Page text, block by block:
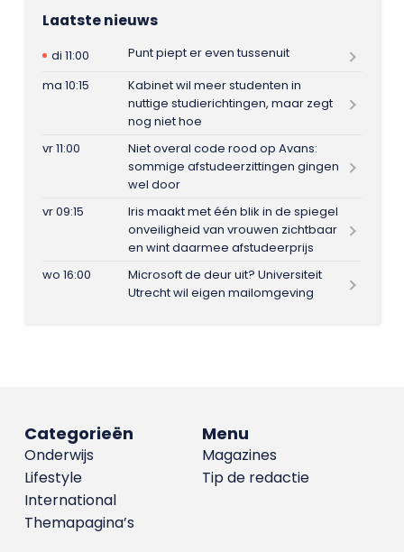
Laatste nieuws
di 11:00
Punt piept er even tussenuit
ma 10:15
Kabinet wil meer studenten in
nuttige studierichtingen, maar zegt
nog niet hoe
vr 11:00
Niet overal code rood op Avans:
sommige afstudeerzittingen gingen
wel door
vr 09:15
Iris maakt met één blik in de spiegel
onveiligheid van vrouwen zichtbaar
en wint daarmee afstudeerprijs
wo 16:00
Microsoft de deur uit? Universiteit
Utrecht wil eigen mailomgeving
Menu
Magazines
Tip de redactie
Categorieën
Onderwijs
Lifestyle
International
Themapagina’s